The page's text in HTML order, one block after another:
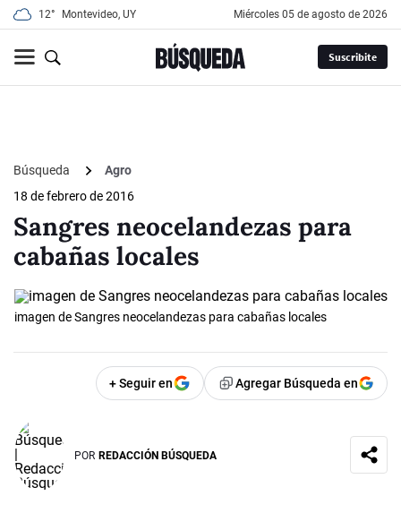
12° Montevideo, UY miércoles 05 de agosto de 2026
Suscribite
Búsqueda
Agro
18 de febrero de 2016
Sangres neocelandezas para
cabañas locales
imagen de Sangres neocelandezas para cabañas locales
+ Seguir en Agregar Búsqueda en
POR REDACCIÓN BÚSQUEDA